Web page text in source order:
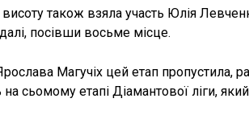
висоту також взяла участь Юлія
посівши восьме місце.
Магучіх цей етап пропустила,
сьомому етапі Діамантової ліги,